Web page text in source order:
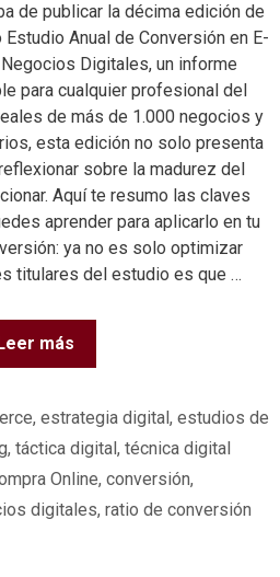
de publicar la décima edición de
Anual de Conversión en E-
Digitales, un informe
para cualquier profesional del
de más de 1.000 negocios y
esta edición no solo presenta
sobre la madurez del
Aquí te resumo las claves
aprender para aplicarlo en tu
ya no es solo optimizar
titulares del estudio es que …
más
, estrategia digital, estudios de
, táctica digital, técnica digital
Online, conversión,
digitales, ratio de conversión